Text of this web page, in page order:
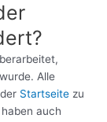
Alle
Startseite zu
auch